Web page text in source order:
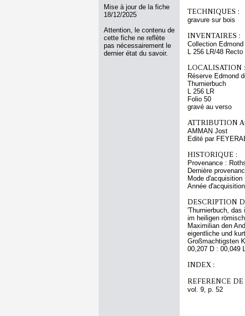
Mise à jour de la fiche
18/12/2025
Attention, le contenu de
cette fiche ne reflète
pas nécessairement le
dernier état du savoir.
TECHNIQUES :
gravure sur bois
INVENTAIRES :
Collection
L 256 LR/48 Recto
LOCALISATION :
Réserve Edmond
Thurnierbuch
L 256 LR
Folio 50
gravé au verso
ATTRIBUTION
AMMAN Jost
Edité par
HISTORIQUE :
Provenance :
Dernière
Mode d'acquisition
Année
DESCRIPTION
'Thurnierbuch, das
im heiligen
Maximilian den
eigentliche und
Großmachtigsten
00,207 D : 00,049
INDEX :
REFERENCE
vol. 9, p. 52